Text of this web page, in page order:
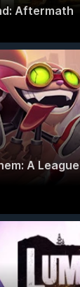
Aftermath
A